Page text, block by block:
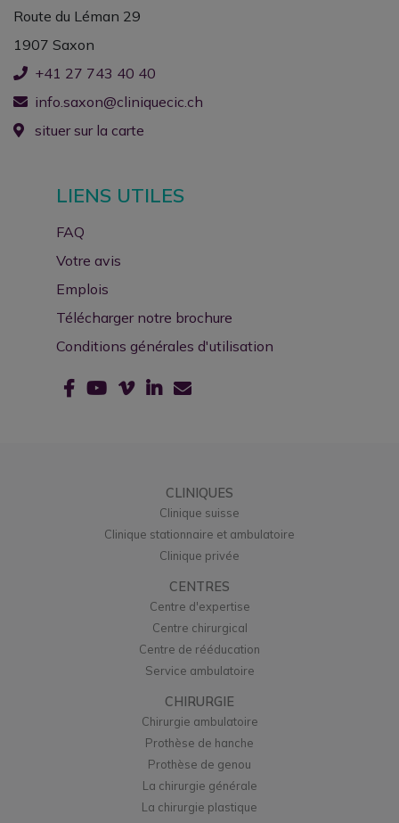
Route du Léman 29
1907 Saxon
+41 27 743 40 40
info.saxon@cliniquecic.ch
situer sur la carte
LIENS UTILES
FAQ
Votre avis
Emplois
Télécharger notre brochure
Conditions générales d'utilisation
CLINIQUES
Clinique suisse
Clinique stationnaire et ambulatoire
Clinique privée
CENTRES
Centre d'expertise
Centre chirurgical
Centre de rééducation
Service ambulatoire
CHIRURGIE
Chirurgie ambulatoire
Prothèse de hanche
Prothèse de genou
La chirurgie générale
La chirurgie plastique